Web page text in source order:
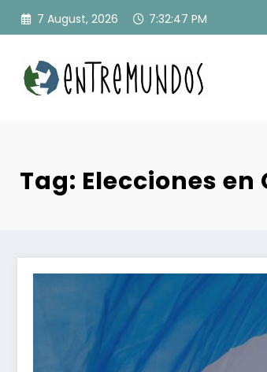
Skip
7 August, 2026 7:32:48 PM
Tag: Elecciones